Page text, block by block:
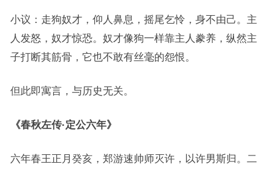
小议：走狗奴才，仰人鼻息，摇尾乞怜，身不由己。主
人发怒，奴才惊恐。奴才像狗一样靠主人豢养，纵然主
子打断其筋骨，它也不敢有丝毫的怨恨。
但此即寓言，与历史无关。
《春秋左传·定公六年》
六年春王正月癸亥，郑游速帅师灭许，以许男斯归。二